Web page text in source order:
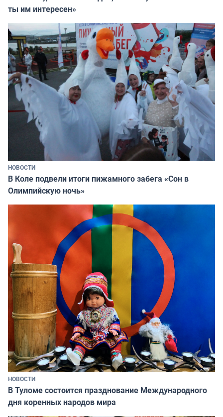
ты им интересен»
НОВОСТИ
В Коле подвели итоги пижамного забега «Сон в
Олимпийскую ночь»
НОВОСТИ
В Туломе состоится празднование Международного
дня коренных народов мира